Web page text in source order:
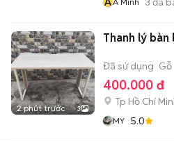
2 phút trước 3
Thanh lý bàn
Đã sử dụng Gỗ
400.000 đ
Tp Hồ Chí
MY 5.0